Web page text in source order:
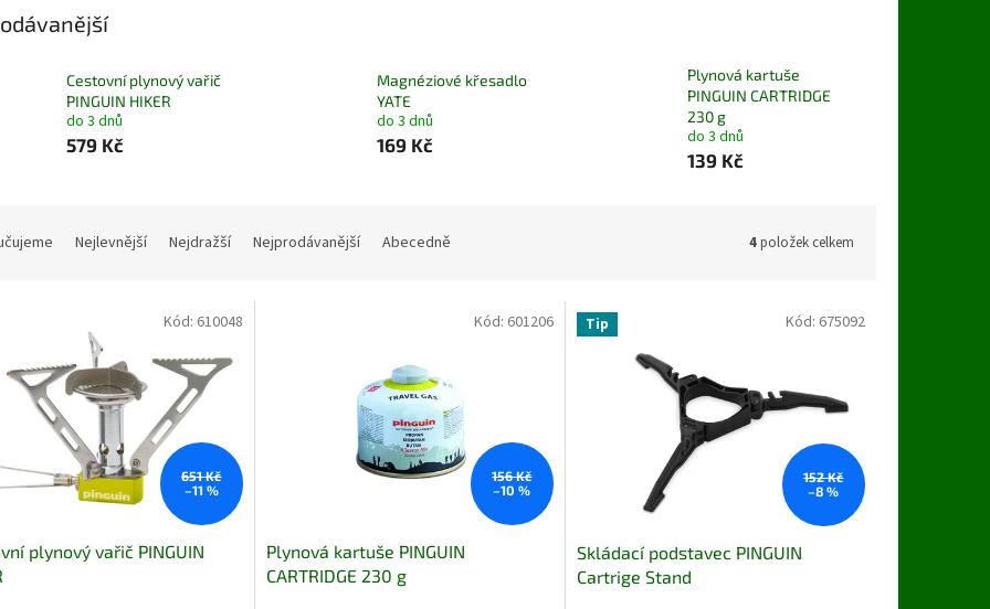
Cestovní plynový vařič
PINGUIN HIKER
do 3 dnů
579 Kč
Magnéziové křesadlo
YATE
do 3 dnů
169 Kč
Plynová kartuše
PINGUIN CARTRIDGE
230 g
do 3 dnů
139 Kč
Nejlevnější Nejdražší Nejprodávanější Abecedně 4položek celkem
651 Kč
–11 %
plynový vařič PINGUIN
Kód: 610048
156 Kč
–10 %
Plynová kartuše PINGUIN
CARTRIDGE 230 g
Kód: 601206 Tip
152 Kč
–8 %
Skládací podstavec PINGUIN
Cartrige Stand
Kód: 675092